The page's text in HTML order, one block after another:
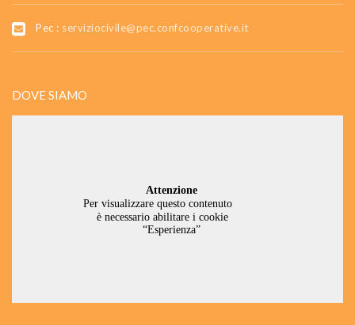
Pec : serviziocivile@pec.confcooperative.it
DOVE SIAMO